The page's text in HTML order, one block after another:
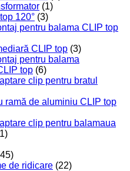
(1)
120° (3)
pentru balama CLIP top
CLIP top (3)
pentru balama
top (6)
clip pentru bratul
ramă de aluminiu CLIP top
clip pentru balamaua
de ridicare (22)